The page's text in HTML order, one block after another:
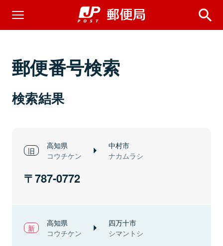
郵便番号検索
検索結果
高知県
コウチケン
中村市
ナカムラシ
787-0772
高知県
コウチケン
四万十市
シマントシ